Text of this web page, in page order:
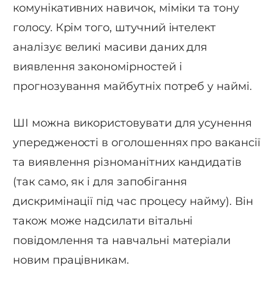
комунікативних навичок, міміки та тону
голосу. Крім того, штучний інтелект
аналізує великі масиви даних для
виявлення закономірностей і
прогнозування майбутніх потреб у наймі.
ШІ можна використовувати для усунення
упередженості в оголошеннях про вакансії
та виявлення різноманітних кандидатів
(так само, як і для запобігання
дискримінації під час процесу найму). Він
також може надсилати вітальні
повідомлення та навчальні матеріали
новим працівникам.